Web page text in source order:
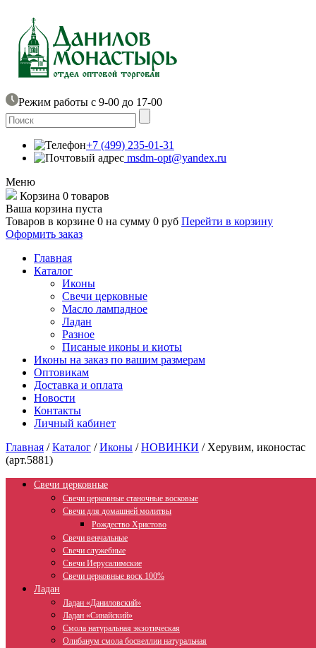
Режим работы с 9-00 до 17-00
+7 (499) 235-01-31
msdm-opt@yandex.ru
Меню
Корзина 0 товаров
Ваша корзина пуста
Товаров в корзине 0 на сумму 0 руб Перейти в корзину
Оформить заказ
Главная
Каталог
Иконы
Свечи церковные
Масло лампадное
Ладан
Разное
Писаные иконы и киоты
Иконы на заказ по вашим размерам
Оптовикам
Доставка и оплата
Новости
Контакты
Личный кабинет
Главная /Каталог /Иконы /НОВИНКИ / Херувим, иконостас
(арт.5881)
Свечи церковные
Свечи церковные станочные восковые
Свечи для домашней молитвы
Рождество Христово
Свечи венчальные
Свечи служебные
Свечи Иерусалимские
Свечи церковные воск 100%
Ладан
Ладан «Даниловский»
Ладан «Синайский»
Смола натуральная экзотическая
Олибанум смола босвеллии натуральная